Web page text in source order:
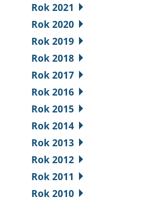
Rok 2021
Rok 2020
Rok 2019
Rok 2018
Rok 2017
Rok 2016
Rok 2015
Rok 2014
Rok 2013
Rok 2012
Rok 2011
Rok 2010